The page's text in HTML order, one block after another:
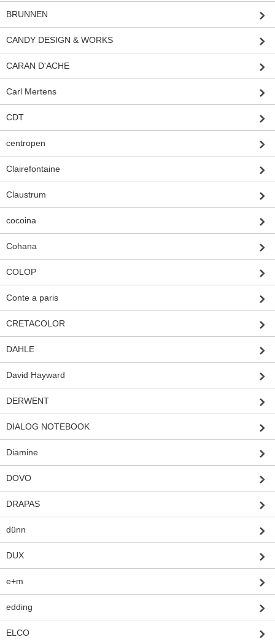
BRUNNEN
CANDY DESIGN & WORKS
CARAN D'ACHE
Carl Mertens
CDT
centropen
Clairefontaine
Claustrum
cocoina
Cohana
COLOP
Conte a paris
CRETACOLOR
DAHLE
David Hayward
DERWENT
DIALOG NOTEBOOK
Diamine
DOVO
DRAPAS
dünn
DUX
e+m
edding
ELCO